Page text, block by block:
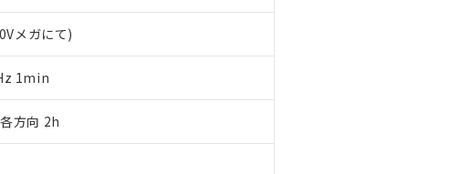
メガにて)
1min
方向 2h
エステル類４物質の対応では、対応完了までの期間は出荷製品に未対応
応日を記載しておりました。
切替を完了していることから、特段のことがない限り、2022年1月12日